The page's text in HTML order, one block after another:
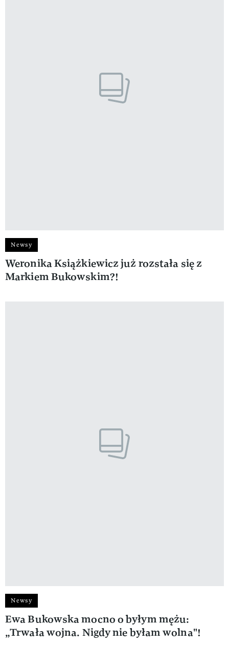
Newsy
Weronika Książkiewicz już rozstała się z
Markiem Bukowskim?!
Newsy
Ewa Bukowska mocno o byłym mężu:
„Trwała wojna. Nigdy nie byłam wolna"!